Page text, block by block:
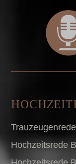
Trauzeugenrede
Hochzeitsrede